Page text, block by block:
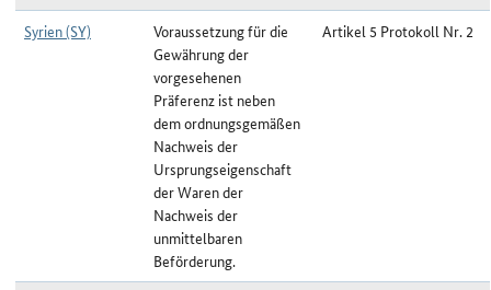
Syrien (SY)
Voraussetzung für die
Gewährung der
vorgesehenen
Präferenz ist neben
dem ordnungsgemäßen
Nachweis der
Ursprungseigenschaft
der Waren der
Nachweis der
unmittelbaren
Beförderung.
Artikel 5 Protokoll Nr. 2